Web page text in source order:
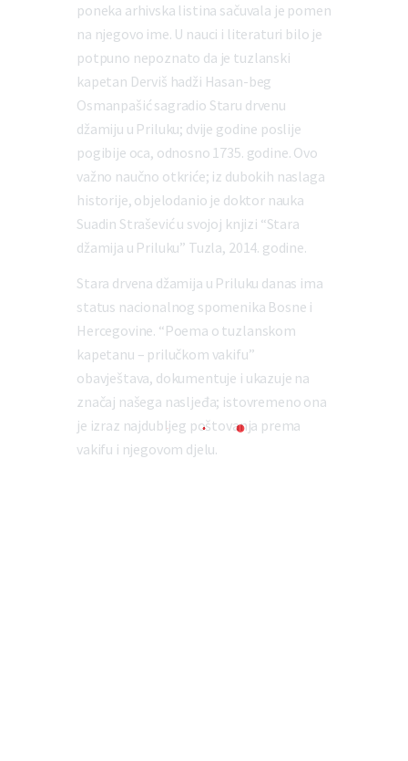
poneka arhivska listina sačuvala je pomen
na njegovo ime. U nauci i literaturi bilo je
potpuno nepoznato da je tuzlanski
kapetan Derviš hadži Hasan-beg
Osmanpašić sagradio Staru drvenu
džamiju u Priluku; dvije godine poslije
pogibije oca, odnosno 1735. godine. Ovo
važno naučno otkriće; iz dubokih naslaga
historije, objelodanio je doktor nauka
Suadin Strašević u svojoj knjizi “Stara
džamija u Priluku” Tuzla, 2014. godine.
Stara drvena džamija u Priluku danas ima
status nacionalnog spomenika Bosne i
Hercegovine. “Poema o tuzlanskom
kapetanu – prilučkom vakifu”
obavještava, dokumentuje i ukazuje na
značaj našega nasljeđa; istovremeno ona
je izraz najdubljeg poštovanja prema
vakifu i njegovom djelu.